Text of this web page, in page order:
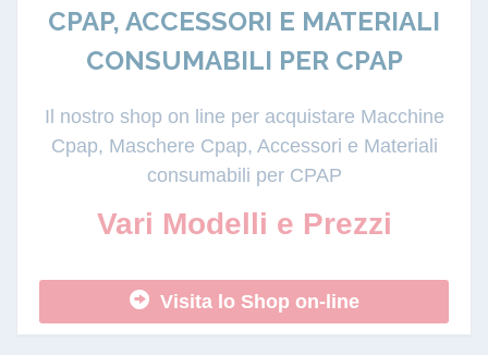
CPAP, ACCESSORI E MATERIALI
CONSUMABILI PER CPAP
Il nostro shop on line per acquistare Macchine
Cpap, Maschere Cpap, Accessori e Materiali
consumabili per CPAP
Vari Modelli e Prezzi
Visita lo Shop on-line